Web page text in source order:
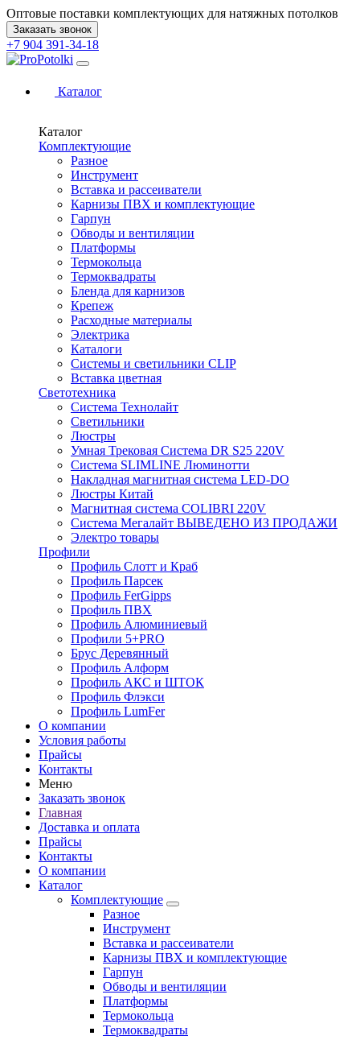
Оптовые поставки комплектующих для натяжных потолков
Заказать звонок
+7 904 391-34-18
Каталог
Каталог
Комплектующие
Разное
Инструмент
Вставка и рассеиватели
Карнизы ПВХ и комплектующие
Гарпун
Обводы и вентиляции
Платформы
Термокольца
Термоквадраты
Бленда для карнизов
Крепеж
Расходные материалы
Электрика
Каталоги
Системы и светильники CLIP
Вставка цветная
Светотехника
Система Технолайт
Светильники
Люстры
Умная Трековая Система DR S25 220V
Система SLIMLINE Люминотти
Накладная магнитная система LED-DO
Люстры Китай
Магнитная система COLIBRI 220V
Система Мегалайт ВЫВЕДЕНО ИЗ ПРОДАЖИ
Электро товары
Профили
Профиль Слотт и Краб
Профиль Парсек
Профиль FerGipps
Профиль ПВХ
Профиль Алюминиевый
Профили 5+PRO
Брус Деревянный
Профиль Алформ
Профиль АКС и ШТОК
Профиль Флэкси
Профиль LumFer
О компании
Условия работы
Прайсы
Контакты
Меню
Заказать звонок
Главная
Доставка и оплата
Прайсы
Контакты
О компании
Каталог
Комплектующие
Разное
Инструмент
Вставка и рассеиватели
Карнизы ПВХ и комплектующие
Гарпун
Обводы и вентиляции
Платформы
Термокольца
Термоквадраты